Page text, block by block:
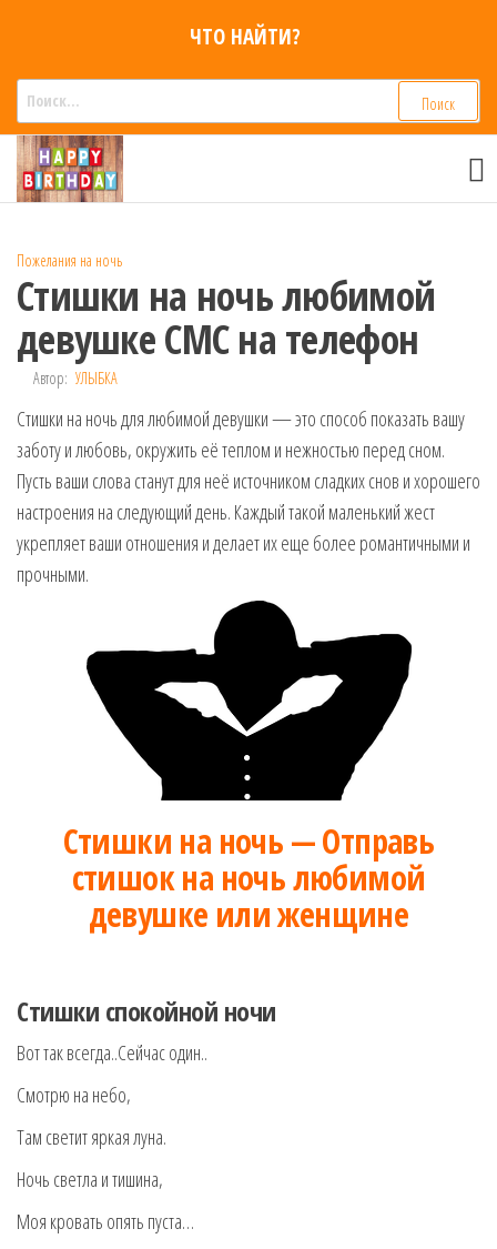
содержимому
ЧТО НАЙТИ?
поздравления
Голосовые смс
мобильный
для мужчин,
друзей.
Поздравления
в Смс на
телефон,
музыкальные.
Только для
Признания,
Приколы,
Розыгрыши,
Нежные,
Красивые,
Приятные
пожелания на
каждый день и
безумно
эротичные
сообщения!
Пожелания на ночь
Стишки на ночь любимой
девушке СМС на телефон
Автор: УЛЫБКА
Стишки на ночь для любимой девушки — это способ показать вашу
заботу и любовь, окружить её теплом и нежностью перед сном.
Пусть ваши слова станут для неё источником сладких снов и хорошего
настроения на следующий день. Каждый такой маленький жест
укрепляет ваши отношения и делает их еще более романтичными и
прочными.
Стишки на ночь — Отправь
стишок на ночь любимой
девушке или женщине
Стишки спокойной ночи
Вот так всегда..Сейчас один..
Смотрю на небо,
Там светит яркая луна.
Ночь светла и тишина,
Моя кровать опять пуста…